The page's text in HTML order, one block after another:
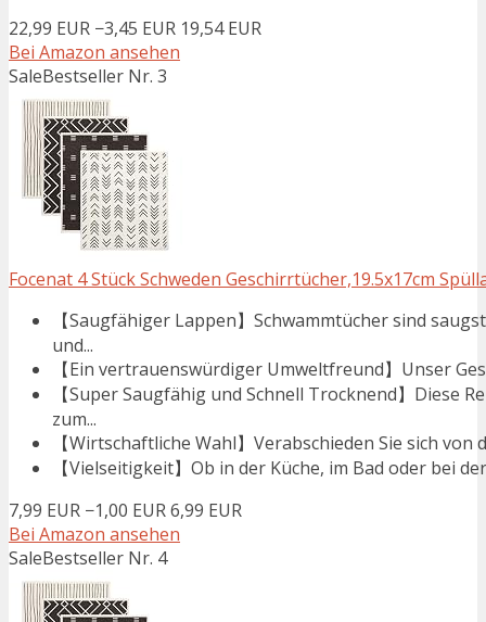
22,99 EUR −3,45 EUR 19,54 EUR
Bei Amazon ansehen
SaleBestseller Nr. 3
Focenat 4 Stück Schweden Geschirrtücher,19.5x17cm
【Saugfähiger Lappen】Schwammtücher sind
und...
【Ein vertrauenswürdiger Umweltfreund】Unser
【Super Saugfähig und Schnell Trocknend】Diese
zum...
【Wirtschaftliche Wahl】Verabschieden Sie sich
【Vielseitigkeit】Ob in der Küche, im Bad oder bei
7,99 EUR −1,00 EUR6,99 EUR
Bei Amazon ansehen
SaleBestseller Nr. 4